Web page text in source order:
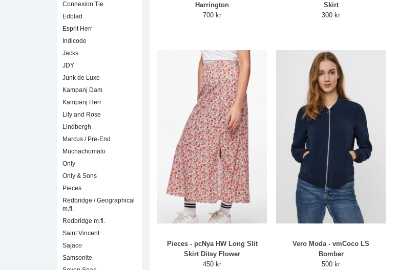
Connexion Tie
Edblad
Esprit Herr
Indicode
Jacks
JDY
Junk de Luxe
Kampanj Dam
Kampanj Herr
Lily and Rose
Lindbergh
Marcus / Pre-End
Muchachomalo
Only
Only & Sons
Pieces
Redbridge / Geographical
m.fl.
Redbridge m.fl.
Saint Vincent
Sajaco
Samsonite
Harrington
700 kr
Skirt
300 kr
Pieces - pcNya HW Long Slit
Skirt Ditsy Flower
450 kr
Vero Moda - vmCoco LS
Bomber
500 kr